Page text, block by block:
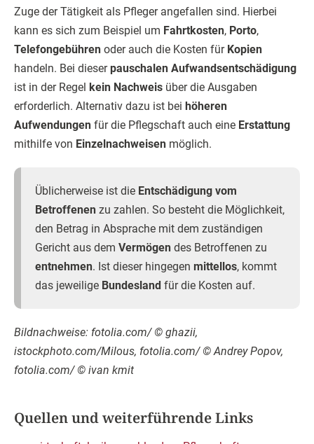
Zuge der Tätigkeit als Pfleger angefallen sind. Hierbei
kann es sich zum Beispiel um Fahrtkosten, Porto,
Telefongebühren oder auch die Kosten für Kopien
handeln. Bei dieserpauschalen Aufwandsentschädigung
ist in der Regel kein Nachweis über die Ausgaben
erforderlich. Alternativ dazu ist bei höheren
Aufwendungen für die Pflegschaft auch eine Erstattung
mithilfe von Einzelnachweisen möglich.
Üblicherweise ist die Entschädigung vom
Betroffenen zu zahlen. So besteht die Möglichkeit,
den Betrag in Absprache mit dem zuständigen
Gericht aus dem Vermögen des Betroffenen zu
entnehmen. Ist dieser hingegen mittellos, kommt
das jeweilige Bundesland für die Kosten auf.
Bildnachweise: fotolia.com/ © ghazii,
istockphoto.com/Milous, fotolia.com/ © Andrey Popov,
fotolia.com/ © ivan kmit
Quellen und weiterführende Links